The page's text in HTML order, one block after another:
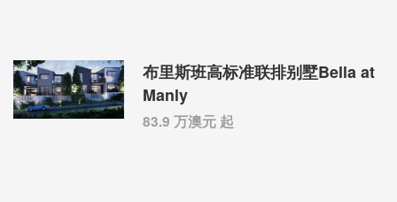
布里斯班高标准联排别墅Bella at
Manly
83.9 万澳元 起